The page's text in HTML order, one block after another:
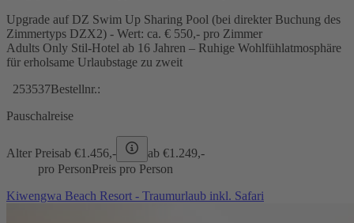
Upgrade auf DZ Swim Up Sharing Pool (bei direkter Buchung des
Zimmertyps DZX2) - Wert: ca. € 550,- pro Zimmer
Adults Only Stil-Hotel ab 16 Jahren – Ruhige Wohlfühlatmosphäre
für erholsame Urlaubstage zu zweit
253537Bestellnr.:
Pauschalreise
Alter Preisab €1.456,- ab €1.249,-
pro PersonPreis pro Person
Kiwengwa Beach Resort - Traumurlaub inkl. Safari